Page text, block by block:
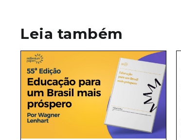
Leia também